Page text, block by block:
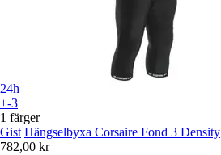
24h
+-3
1 färger
Gist Hängselbyxa Corsaire Fond 3 Density
782,00 kr